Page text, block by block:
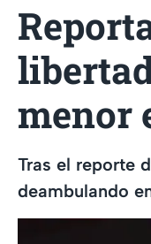
menor
Tras el reporte
deambulando